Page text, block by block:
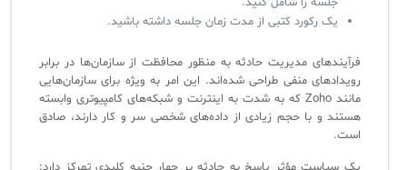
یک رکورد کتبی از مدت زمان جلسه داشته باشید.
فرآیندهای مدیریت حادثه به منظور محافظت از سازمان‌ها در برابر
رویدادهای منفی طراحی شده‌اند. این امر به ویژه برای سازمان‌هایی
مانند Zoho که به شدت به اینترنت و شبکه‌های کامپیوتری وابسته
هستند و با حجم زیادی از داده‌های شخصی سر و کار دارند، صادق
است.